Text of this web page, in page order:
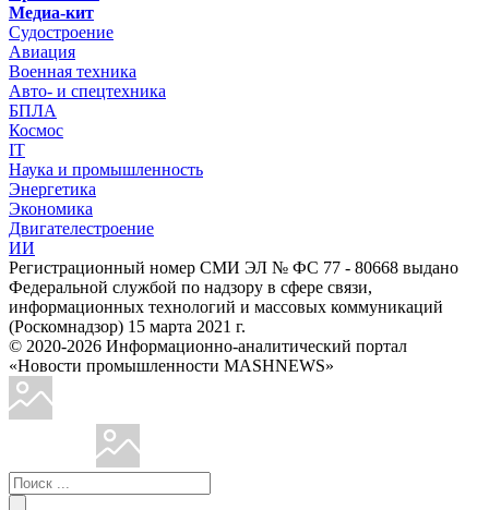
Медиа-кит
Судостроение
Авиация
Военная техника
Авто- и спецтехника
БПЛА
Космос
IT
Наука и промышленность
Энергетика
Экономика
Двигателестроение
ИИ
Регистрационный номер СМИ ЭЛ № ФС 77 - 80668 выдано
Федеральной службой по надзору в сфере связи,
информационных технологий и массовых коммуникаций
(Роскомнадзор) 15 марта 2021 г.
© 2020-2026 Информационно-аналитический портал
«Новости промышленности MASHNEWS»